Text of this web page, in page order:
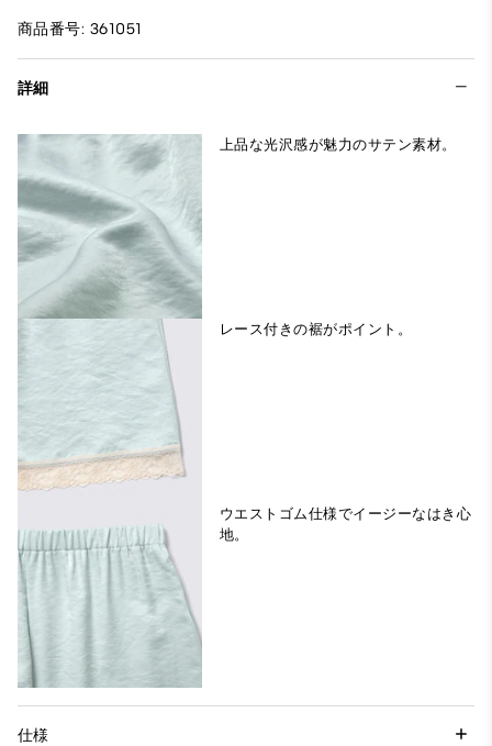
商品番号: 361051
詳細
上品な光沢感が魅力のサテン素材。
レース付きの裾がポイント。
ウエストゴム仕様でイージーなはき心
地。
仕様